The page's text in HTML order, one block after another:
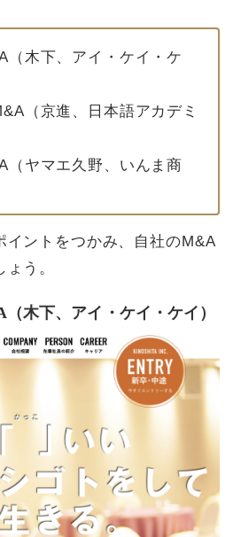
（木下、アイ・ケイ・ケ
（京進、日本語アカデミ
（ヤマエ久野、いんま商
イントをつかみ、自社のM&A
う。
木下、アイ・ケイ・ケイ）